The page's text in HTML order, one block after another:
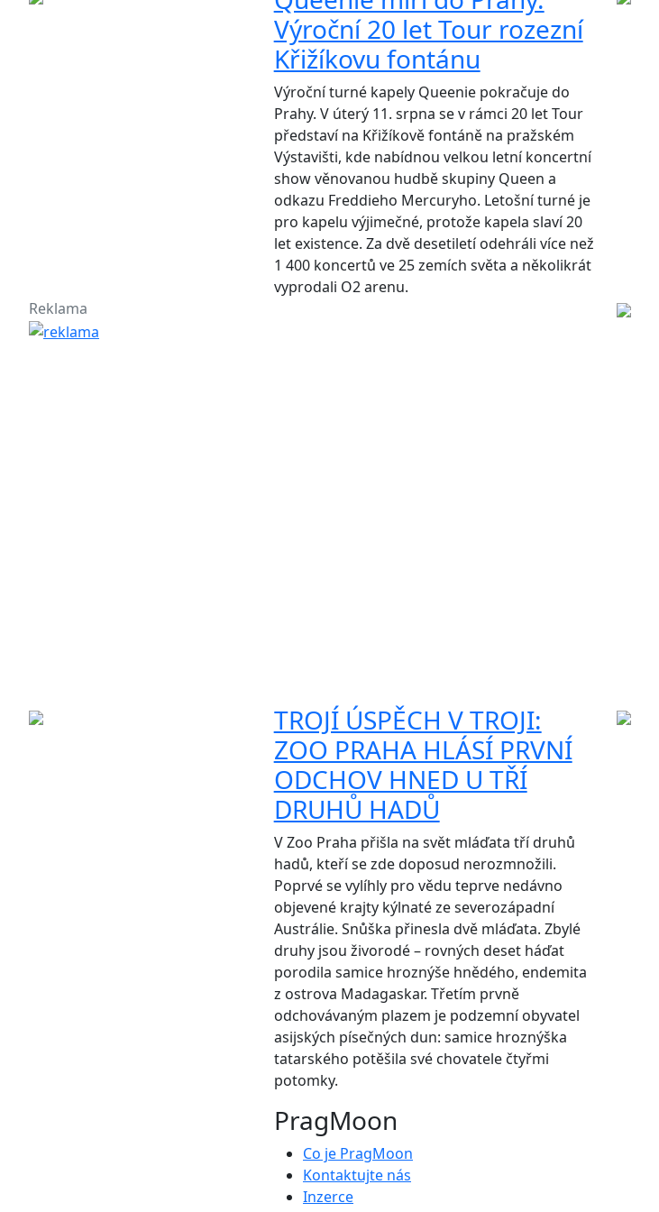
Výroční 20 let Tour rozezní
Křižíkovu fontánu
Výroční turné kapely Queenie pokračuje do
Prahy. V úterý 11. srpna se v rámci 20 let Tour
představí na Křižíkově fontáně na pražském
Výstavišti, kde nabídnou velkou letní koncertní
show věnovanou hudbě skupiny Queen a
odkazu Freddieho Mercuryho. Letošní turné je
pro kapelu výjimečné, protože kapela slaví 20
let existence. Za dvě desetiletí odehráli více než
1 400 koncertů ve 25 zemích světa a několikrát
vyprodali O2 arenu.
Reklama
TROJÍ ÚSPĚCH V TROJI:
ZOO PRAHA HLÁSÍ PRVNÍ
ODCHOV HNED U TŘÍ
DRUHŮ HADŮ
V Zoo Praha přišla na svět mláďata tří druhů
hadů, kteří se zde doposud nerozmnožili.
Poprvé se vylíhly pro vědu teprve nedávno
objevené krajty kýlnaté ze severozápadní
Austrálie. Snůška přinesla dvě mláďata. Zbylé
druhy jsou živorodé – rovných deset háďat
porodila samice hroznýše hnědého, endemita
z ostrova Madagaskar. Třetím prvně
odchovávaným plazem je podzemní obyvatel
asijských písečných dun: samice hroznýška
tatarského potěšila své chovatele čtyřmi
potomky.
PragMoon
Co je PragMoon
Kontaktujte nás
Inzerce